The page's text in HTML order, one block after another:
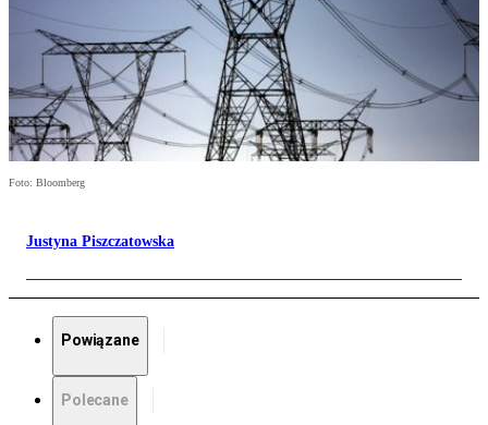
Foto: Bloomberg
Justyna Piszczatowska
Powiązane
Polecane